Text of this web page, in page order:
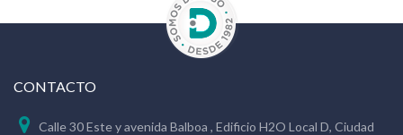
CONTACTO
Calle 30 Este y avenida Balboa , Edificio H2O Local D, Ciudad